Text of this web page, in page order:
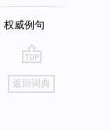
权威例句
go
top
返回词典